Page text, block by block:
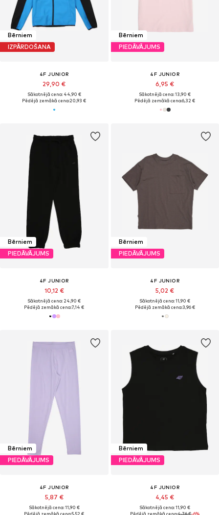
Bērniem
IZPĀRDOŠANA
4F JUNIOR
29,90 €
Sākotnējā cena: 44,90 €
Pēdējā zemākā cena:20,93 €
Bērniem
PIEDĀVĀJUMS
4F JUNIOR
6,95 €
Sākotnējā cena: 13,90 €
Pēdējā zemākā cena:6,32 €
Bērniem
PIEDĀVĀJUMS
4F JUNIOR
10,12 €
Sākotnējā cena: 24,90 €
Pēdējā zemākā cena:7,14 €
Bērniem
PIEDĀVĀJUMS
4F JUNIOR
5,02 €
Sākotnējā cena: 11,90 €
Pēdējā zemākā cena:3,96 €
Bērniem
PIEDĀVĀJUMS
4F JUNIOR
5,87 €
Sākotnējā cena: 11,90 €
Pēdējā zemākā cena:5,52 €
Bērniem
PIEDĀVĀJUMS
4F JUNIOR
4,45 €
Sākotnējā cena: 11,90 €
Pēdējā zemākā cena:4,76 €-6%